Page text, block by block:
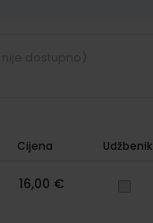
Cijena Udžbenik
16,00 €